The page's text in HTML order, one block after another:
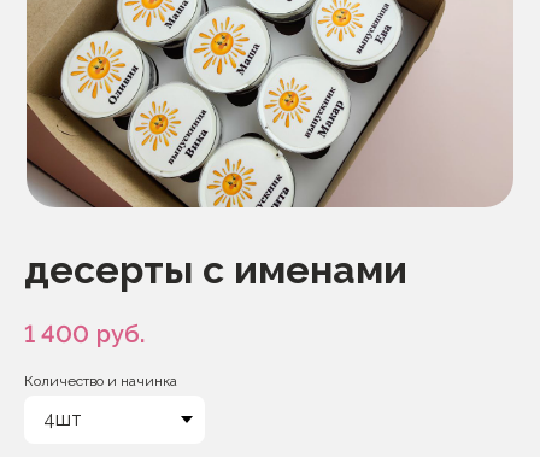
десерты с именами
1 400 руб.
Количество и начинка